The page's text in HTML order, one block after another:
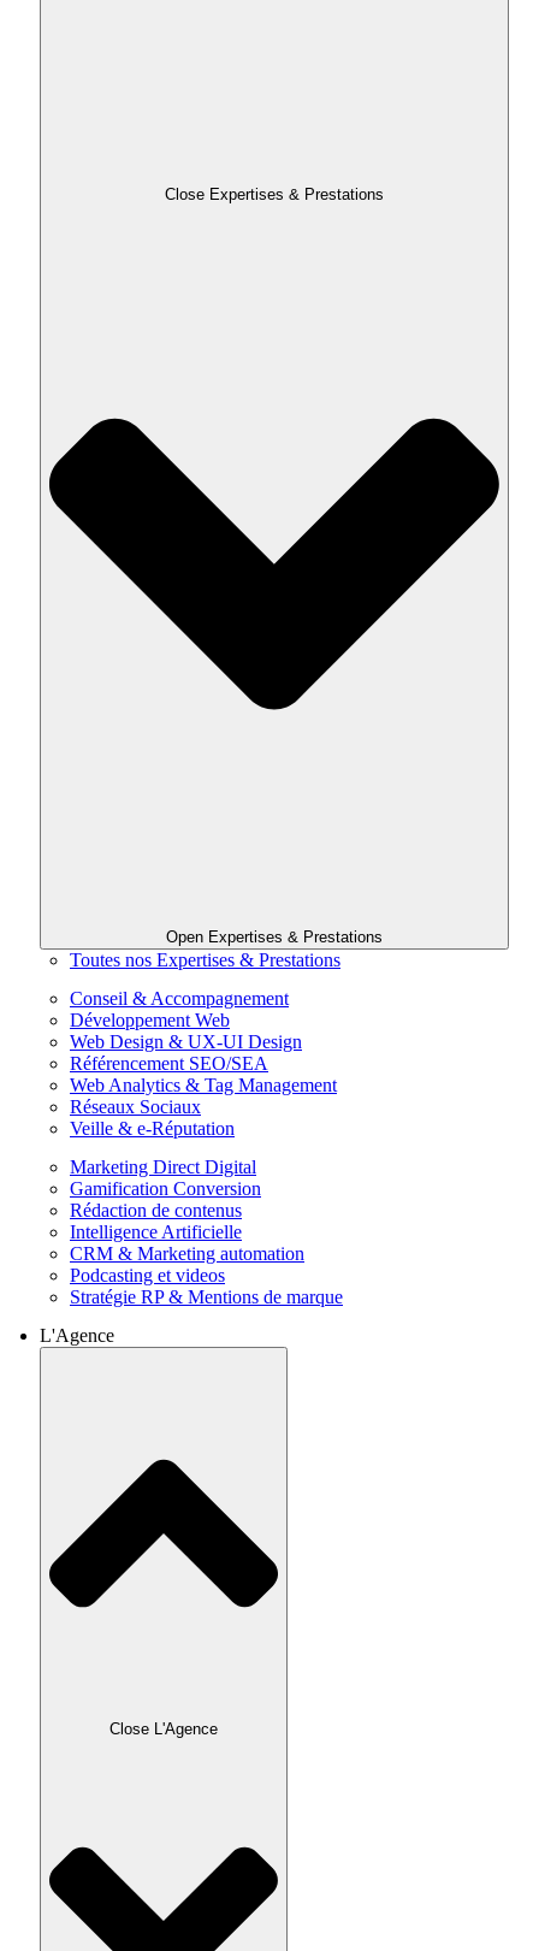
Close Expertises & Prestations
Open Expertises & Prestations
Toutes nos Expertises & Prestations
Conseil & Accompagnement
Développement Web
Web Design & UX-UI Design
Référencement SEO/SEA
Web Analytics & Tag Management
Réseaux Sociaux
Veille & e-Réputation
Marketing Direct Digital
Gamification Conversion
Rédaction de contenus
Intelligence Artificielle
CRM & Marketing automation
Podcasting et videos
Stratégie RP & Mentions de marque
L'Agence
Close L'Agence